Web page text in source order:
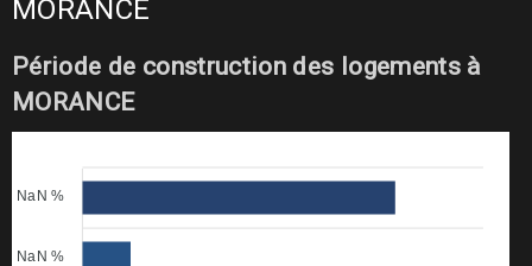
MORANCE
Période de construction des logements à
MORANCE
NaN %
NaN %